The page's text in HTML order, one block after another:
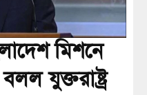
মিশনে
যুক্তরাষ্ট্র